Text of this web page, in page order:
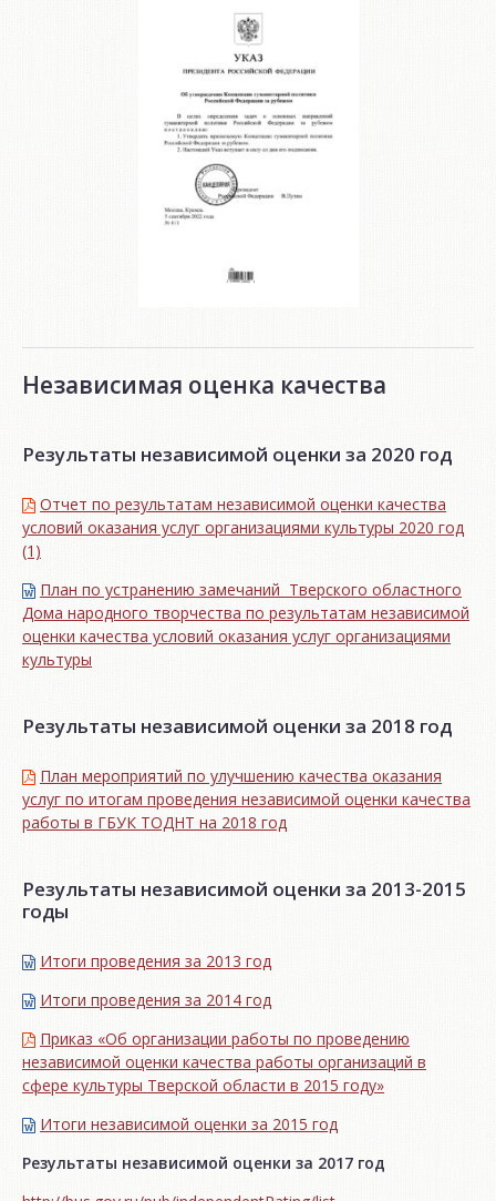
Независимая оценка качества
Результаты независимой оценки за 2020 год
Отчет по результатам независимой оценки качества
условий оказания услуг организациями культуры 2020 год
(1)
План по устранению замечаний Тверского областного
Дома народного творчества по результатам независимой
оценки качества условий оказания услуг организациями
культуры
Результаты независимой оценки за 2018 год
План мероприятий по улучшению качества оказания
услуг по итогам проведения независимой оценки качества
работы в ГБУК ТОДНТ на 2018 год
Результаты независимой оценки за 2013-2015
годы
Итоги проведения за 2013 год
Итоги проведения за 2014 год
Приказ «Об организации работы по проведению
независимой оценки качества работы организаций в
сфере культуры Тверской области в 2015 году»
Итоги независимой oценки за 2015 год
Результаты независимой оценки за 2017 год